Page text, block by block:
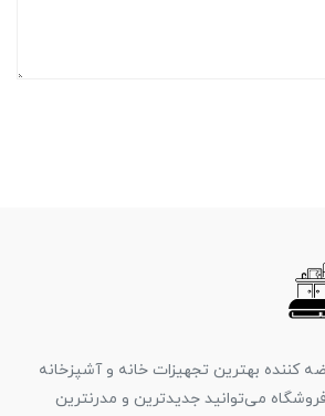
کننده بهترین تجهیزات خانه و آشپزخانه
می‌توانید جدیدترین و مدرنترین